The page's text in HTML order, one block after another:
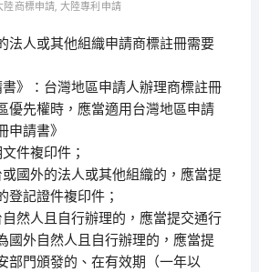
陸商標申請, 大陸專利申請
法人或其他組織申請商標註冊需要
》：台灣地區申請人辦理商標註冊
優先權時，應當適用台灣地區申請
申請書》
件複印件；
國外的法人或其他組織的，應當提
登記證件複印件；
然人且自行辦理的，應當提交通行
國外自然人且自行辦理的，應當提
部門頒發的、在有效期（一年以